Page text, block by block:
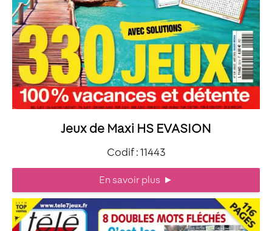
Jeux de Maxi HS EVASION
Codif : 11443
En savoir plus ►